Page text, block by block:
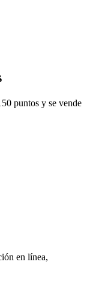
puntos y se vende
en línea,